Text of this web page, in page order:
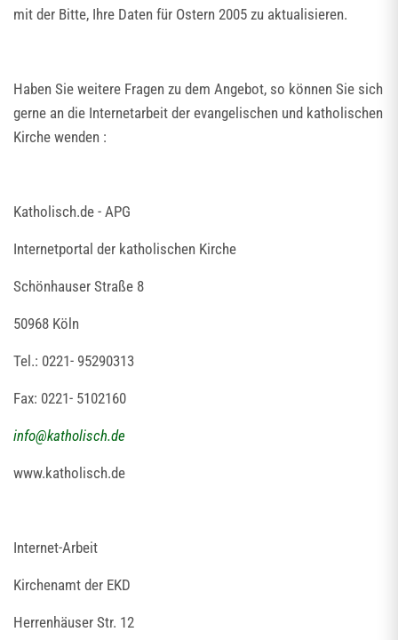
mit der Bitte, Ihre Daten für Ostern 2005 zu aktualisieren.
Haben Sie weitere Fragen zu dem Angebot, so können Sie sich
gerne an die Internetarbeit der evangelischen und katholischen
Kirche wenden :
Katholisch.de - APG
Internetportal der katholischen Kirche
Schönhauser Straße 8
50968 Köln
Tel.: 0221- 95290313
Fax: 0221- 5102160
info@katholisch.de
www.katholisch.de
Internet-Arbeit
Kirchenamt der EKD
Herrenhäuser Str. 12